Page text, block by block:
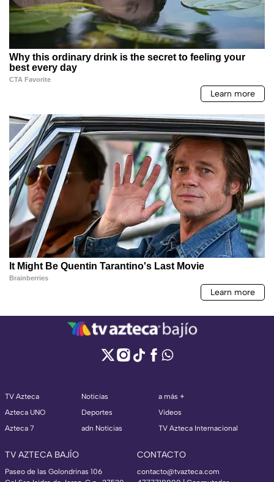
TV Azteca
Azteca UNO
Azteca 7
Noticias
Deportes
adn Noticias
a más +
Videos
TV Azteca Internacional
TV AZTECA BAJÍO
Paseo de las Golondrinas 106
CONTACTO
contacto@tvazteca.com